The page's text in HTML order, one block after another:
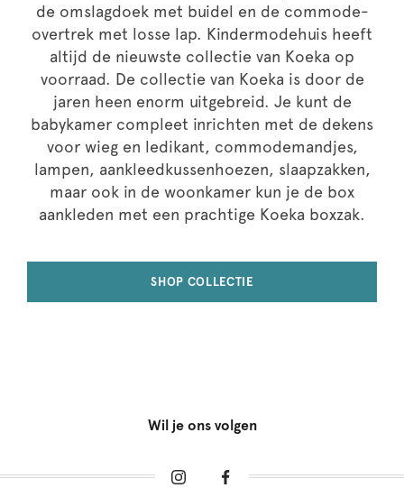
de omslagdoek met buidel en de commode-
overtrek met losse lap. Kindermodehuis heeft
altijd de nieuwste collectie van Koeka op
voorraad. De collectie van Koeka is door de
jaren heen enorm uitgebreid. Je kunt de
babykamer compleet inrichten met de dekens
voor wieg en ledikant, commodemandjes,
lampen, aankleedkussenhoezen, slaapzakken,
maar ook in de woonkamer kun je de box
aankleden met een prachtige Koeka boxzak.
SHOP COLLECTIE
Wil je ons volgen